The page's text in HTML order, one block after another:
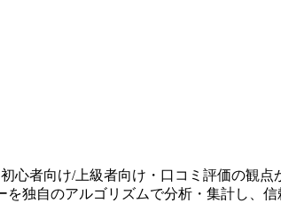
心者向け/上級者向け・口コミ評価の観
独自のアルゴリズムで分析・集計し、